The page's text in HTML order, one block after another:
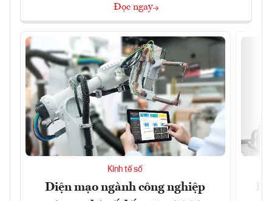
Đọc ngay
Kinh tế số
Diện mạo ngành công nghiệp